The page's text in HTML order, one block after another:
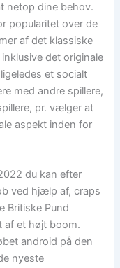
netop dine behov.
popularitet over de
af det klassiske
det originale
et socialt
med andre spillere,
pr. vælger at
aspekt inden for
du kan efter
ved hjælp af, craps
Britiske Pund
af et højt boom.
android på den
nyeste